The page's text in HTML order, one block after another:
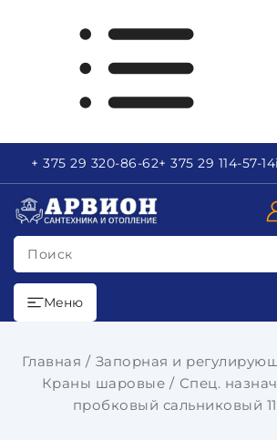
+ 375 29 320-86-62+ 375 29 114-57-14
Поиск
Меню
Главная
Запорная и
Краны шаровые
Спец.
пробковый сальниковый